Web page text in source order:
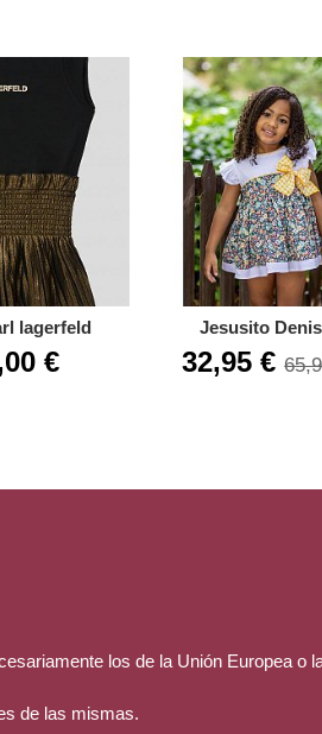
lagerfeld
€
Jesusito
32,95 €
los de la Unión Europea o
de las mismas.